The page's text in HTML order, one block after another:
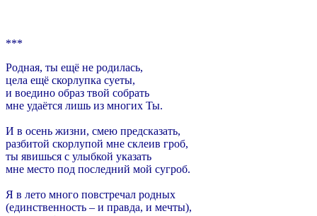
***
Родная, ты ещё не родилась,
цела ещё скорлупка суеты,
и воедино образ твой собрать
мне удаётся лишь из многих Ты.
И в осень жизни, смею предсказать,
разбитой скорлупой мне склеив гроб,
ты явишься с улыбкой указать
мне место под последний мой сугроб.
Я в лето много повстречал родных
(единственность – и правда, и мечты),